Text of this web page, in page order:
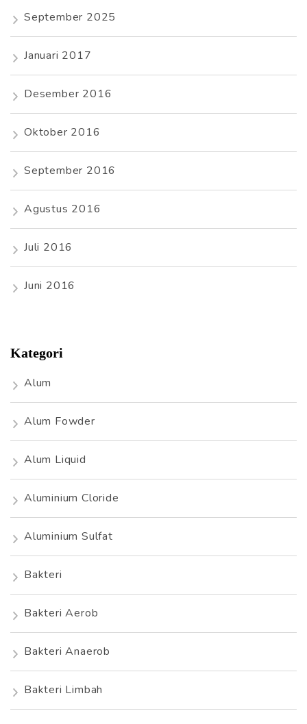
September 2025
Januari 2017
Desember 2016
Oktober 2016
September 2016
Agustus 2016
Juli 2016
Juni 2016
Kategori
Alum
Alum Fowder
Alum Liquid
Aluminium Cloride
Aluminium Sulfat
Bakteri
Bakteri Aerob
Bakteri Anaerob
Bakteri Limbah